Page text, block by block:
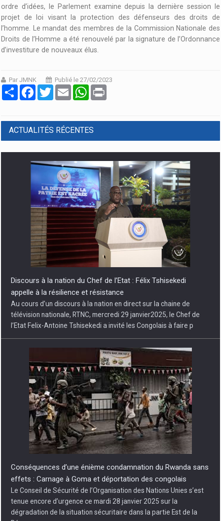
ordre d’idées, le Parlement examine depuis la dernière session le
projet de loi visant la protection des défenseurs des droits de
l’homme. Le mandat des membres de la Commission Nationale des
Droits de l’Homme a été renouvelé par la signature de l’Ordonnance
d’investiture de nouveaux élus.
Par JMNK
Publié le 27/02/2023
PartagerFacebook
Twitter Email WhatsApp
ACTUALITÉS RÉCENTES
Discours à la nation du Chef de l’Etat : Félix Tshisekedi
appelle à la résilience et résistance
Au cours d’un discours à la nation en direct sur la chaine de
télévision nationale, RTNC, mercredi 29 janvier2025, le Chef de
l’Etat Felix-Antoine Tshisekedi a invité les Congolais à faire p
Conséquences d’une énième condamnation du Rwanda sans
effets : Carnage à Goma et déportation des congolais
Le Conseil de Sécurité de l’Organisation des Nations Unies s’est
tenue encore d’urgence ce mardi 28 janvier 2025 sur la
dégradation de la situation sécuritaire dans la partie Est de la